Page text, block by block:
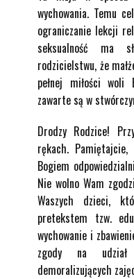
wychowania. Temu
ograniczanie lekcji
seksualność ma
rodzicielstwu, że
pełnej miłości
zawarte są w
Drodzy Rodzice!
rękach.
Bogiem
Nie wolno Wam
Waszych dzieci,
pretekstem tzw.
wychowanie i
zgody na
demoralizujących